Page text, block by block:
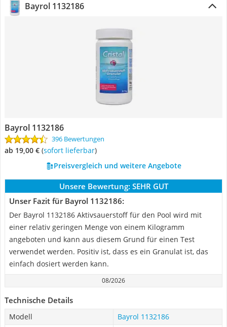
Bayrol 1132186
Bayrol 1132186
396 Bewertungen
ab 19,00 € ( Sofort lieferbar)
Preisvergleich und weitere Angebote
Unsere Bewertung: SEHR GUT
Unser Fazit für Bayrol 1132186:
Der Bayrol 1132186 Aktivsauerstoff für den Pool wird mit
einer relativ geringen Menge von einem Kilogramm
angeboten und kann aus diesem Grund für einen Test
verwendet werden. Positiv ist, dass es ein Granulat ist, das
einfach dosiert werden kann.
08/2026
Technische Details
Modell
Bayrol 1132186